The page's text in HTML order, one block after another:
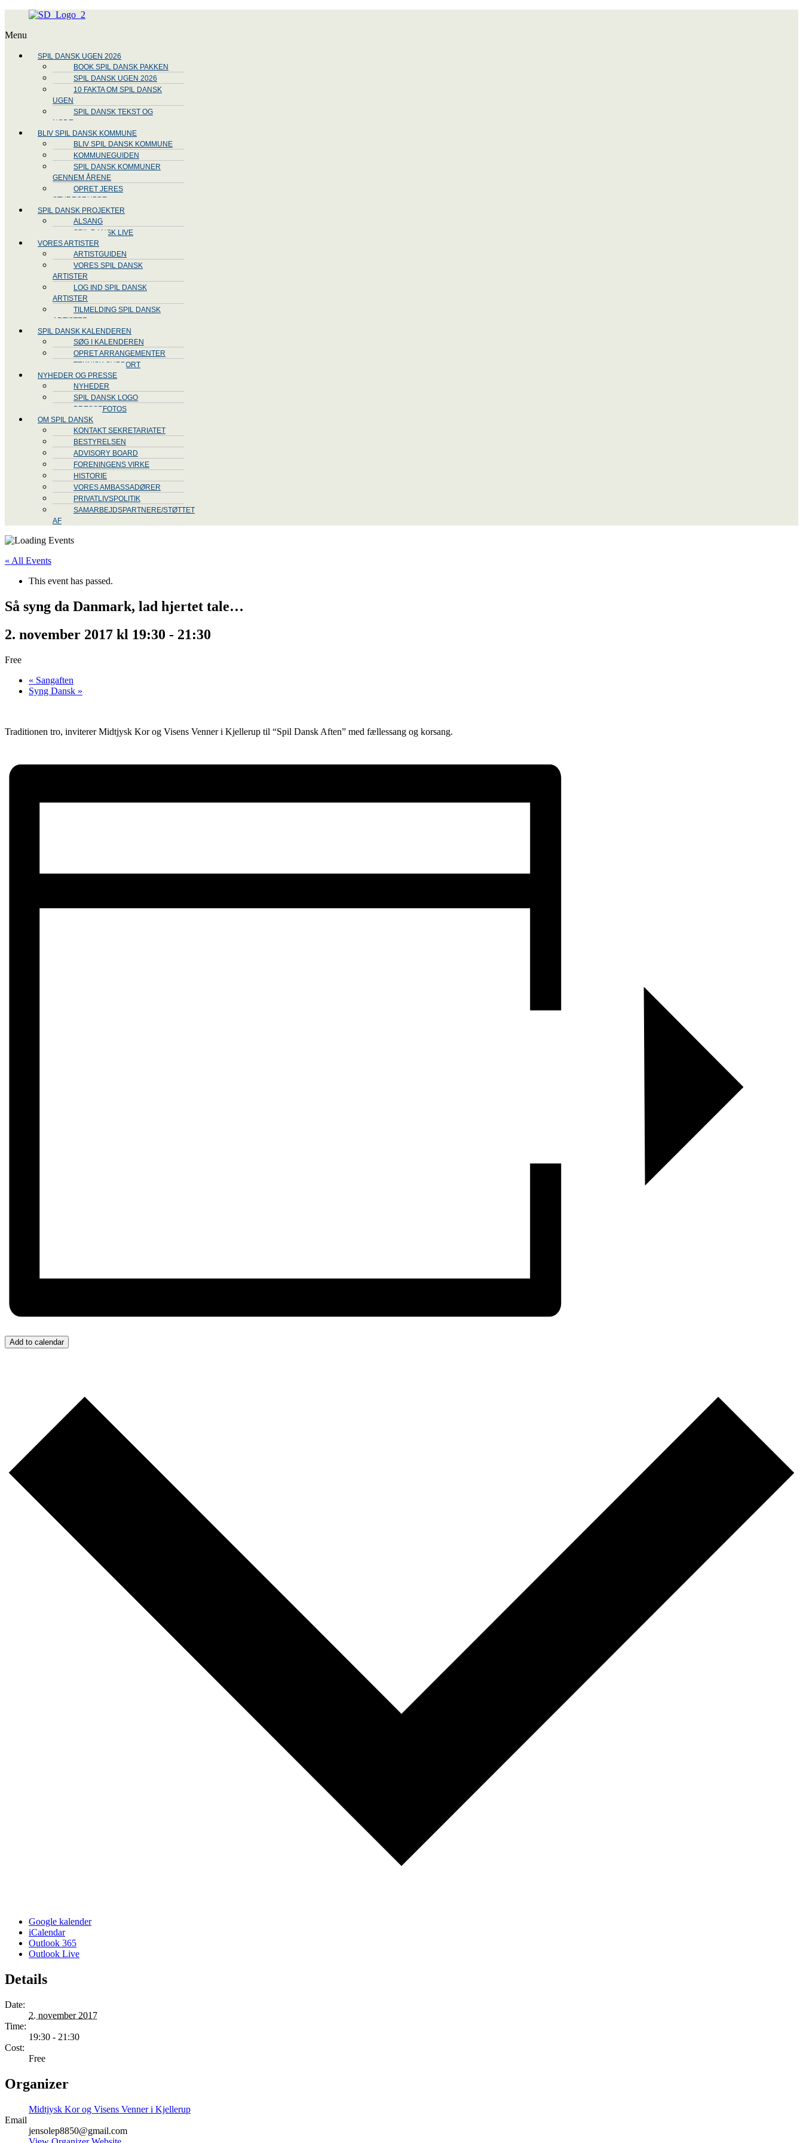
Menu
SPIL DANSK UGEN 2026
BOOK SPIL DANSK PAKKEN
SPIL DANSK UGEN 2026
10 FAKTA OM SPIL DANSK
UGEN
SPIL DANSK TEKST OG
NODE
BLIV SPIL DANSK KOMMUNE
BLIV SPIL DANSK KOMMUNE
KOMMUNEGUIDEN
SPIL DANSK KOMMUNER
GENNEM ÅRENE
OPRET JERES
STYREGRUPPE
SPIL DANSK PROJEKTER
ALSANG
SPIL DANSK LIVE
VORES ARTISTER
ARTISTGUIDEN
VORES SPIL DANSK
ARTISTER
LOG IND SPIL DANSK
ARTISTER
TILMELDING SPIL DANSK
ARTISTER
SPIL DANSK KALENDEREN
SØG I KALENDEREN
OPRET ARRANGEMENTER
TEKNISK SUPPORT
NYHEDER OG PRESSE
NYHEDER
SPIL DANSK LOGO
PRESSEFOTOS
OM SPIL DANSK
KONTAKT SEKRETARIATET
BESTYRELSEN
ADVISORY BOARD
FORENINGENS VIRKE
HISTORIE
VORES AMBASSADØRER
PRIVATLIVSPOLITIK
SAMARBEJDSPARTNERE/STØTTET
AF
« All Events
This event has passed.
Så syng da Danmark, lad hjertet tale…
2. november 2017 kl 19:30 - 21:30
Free
« Sangaften
Syng Dansk »
Traditionen tro, inviterer Midtjysk Kor og Visens Venner i Kjellerup til “Spil Dansk Aften” med fællessang og korsang.
Add to calendar
Google kalender
iCalendar
Outlook 365
Outlook Live
Details
Date:
2. november 2017
Time:
19:30 - 21:30
Cost:
Free
Organizer
Midtjysk Kor og Visens Venner i Kjellerup
Email
jensolep8850@gmail.com